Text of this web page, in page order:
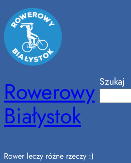
Przejdź
do
treści
Rowerowy
Białystok
Rower leczy różne rzeczy :)
Szukaj